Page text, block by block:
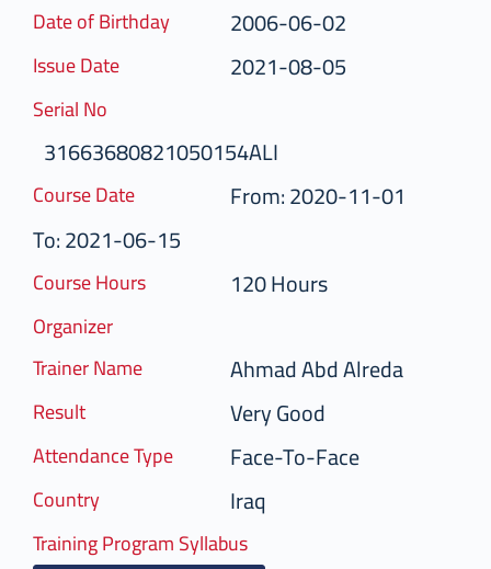
Date of Birthday 2006-06-02
Issue Date 2021-08-05
Serial No
31663680821050154ALI
Course Date
From: 2020-11-01
To: 2021-06-15
Course Hours 120 Hours
Organizer
Trainer Name
Ahmad Abd Alreda
Result Very Good
Attendance Type Face-To-Face
Country Iraq
Training Program Syllabus